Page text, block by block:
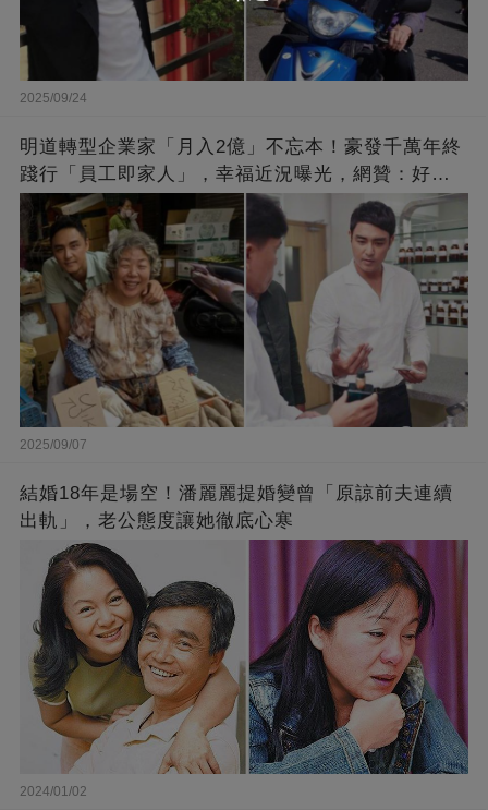
2025/09/24
明道轉型企業家「月入2億」不忘本！豪發千萬年終
踐行「員工即家人」，幸福近況曝光，網贊：好老
闆的福報
2025/09/07
結婚18年是場空！潘麗麗提婚變曾「原諒前夫連續
出軌」，老公態度讓她徹底心寒
2024/01/02